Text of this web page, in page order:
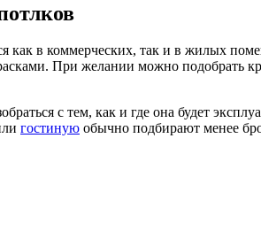
как в коммерческих, так и в жилых
При желании можно подобрать
с тем, как и где она будет
гостиную обычно подбирают менее